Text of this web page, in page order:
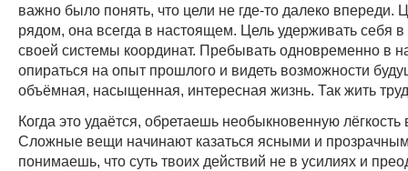
важно было понять, что цели не где-то далеко впереди.
рядом, она всегда в настоящем. Цель удерживать себя в
своей системы координат. Пребывать одновременно в
опираться на опыт прошлого и видеть возможности
объёмная, насыщенная, интересная жизнь. Так жить
Когда это удаётся, обретаешь необыкновенную лёгкость
Сложные вещи начинают казаться ясными и
понимаешь, что суть твоих действий не в усилиях и